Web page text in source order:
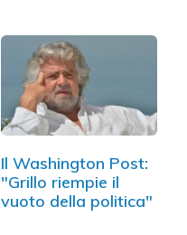
Il Washington Post:
"Grillo riempie il
vuoto della politica"